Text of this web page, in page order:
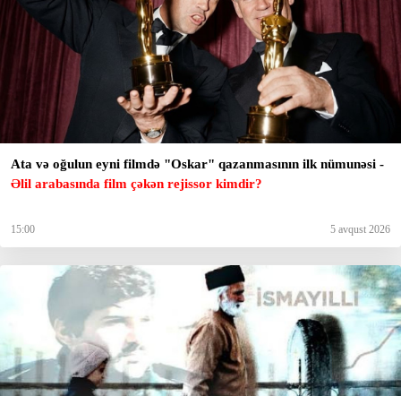
Ata və oğulun eyni filmdə "Oskar" qazanmasının ilk nümunəsi -
Əlil arabasında film çəkən rejissor kimdir?
15:00 5 avqust 2026